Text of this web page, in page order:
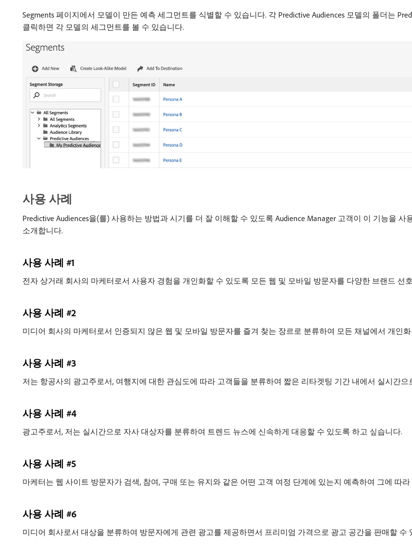
Segments 페이지에서 모델이 만든 예측 세그먼트를 식별할 수 있습니다. 각 Predictive Audiences 모델의 폴더는
클릭하면 각 모델의 세그먼트를 볼 수 있습니다.
사용 사례
Predictive Audiences을(를) 사용하는 방법과 시기를 더 잘 이해할 수 있도록 Audience Manager 고객이 이 기능을
소개합니다.
사용 사례 #1
전자 상거래 회사의 마케터로서 사용자 경험을 개인화할 수 있도록 모든 웹 및 모바일 방문자를 다양한 브랜드 선
사용 사례 #2
미디어 회사의 마케터로서 인증되지 않은 웹 및 모바일 방문자를 즐겨 찾는 장르로 분류하여 모든 채널에서 개인
사용 사례 #3
저는 항공사의 광고주로서, 여행지에 대한 관심도에 따라 고객들을 분류하여 짧은 리타겟팅 기간 내에서 실시간
사용 사례 #4
광고주로서, 저는 실시간으로 자사 대상자를 분류하여 트렌드 뉴스에 신속하게 대응할 수 있도록 하고 싶습니다.
사용 사례 #5
마케터는 웹 사이트 방문자가 검색, 참여, 구매 또는 유지와 같은 어떤 고객 여정 단계에 있는지 예측하여 그에 따
사용 사례 #6
미디어 회사로서 대상을 분류하여 방문자에게 관련 광고를 제공하면서 프리미엄 가격으로 광고 공간을 판매할 수